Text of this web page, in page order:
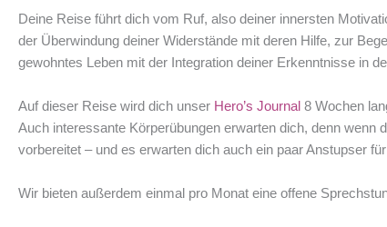
Deine Reise führt dich vom Ruf, also deiner innersten
der Überwindung deiner Widerstände mit deren Hilfe, zur
gewohntes Leben mit der Integration deiner Erkenntnisse in
Auf dieser Reise wird dich unser Hero’s Journal 8 Wochen
Auch interessante Körperübungen erwarten dich, denn
vorbereitet – und es erwarten dich auch ein paar Anstupser
Wir bieten außerdem einmal pro Monat eine offene